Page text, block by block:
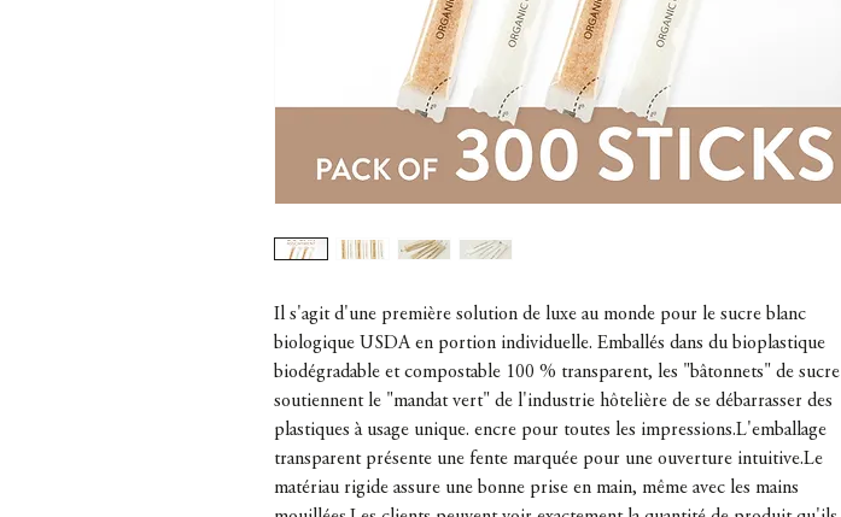
Il s'agit d'une première solution de luxe au monde pour le sucre blanc
biologique USDA en portion individuelle. Emballés dans du bioplastique
biodégradable et compostable 100 % transparent, les "bâtonnets" de sucre
soutiennent le "mandat vert" de l'industrie hôtelière de se débarrasser des
plastiques à usage unique. encre pour toutes les impressions.L'emballage
transparent présente une fente marquée pour une ouverture intuitive.Le
matériau rigide assure une bonne prise en main, même avec les mains